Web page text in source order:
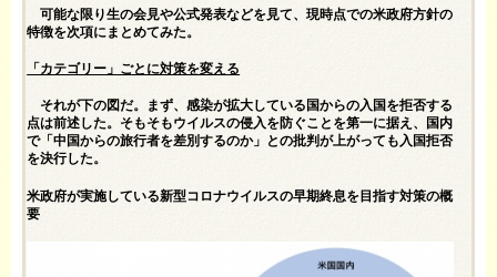
可能な限り生の会見や公式発表などを見て、現時点での米政府方針の
特徴を次項にまとめてみた。
「カテゴリー」ごとに対策を変える
それが下の図だ。まず、感染が拡大している国からの入国を拒否する
点は前述した。そもそもウイルスの侵入を防ぐことを第一に据え、国内
で「中国からの旅行者を差別するのか」との批判が上がっても入国拒否
を決行した。
米政府が実施している新型コロナウイルスの早期終息を目指す対策の概
要